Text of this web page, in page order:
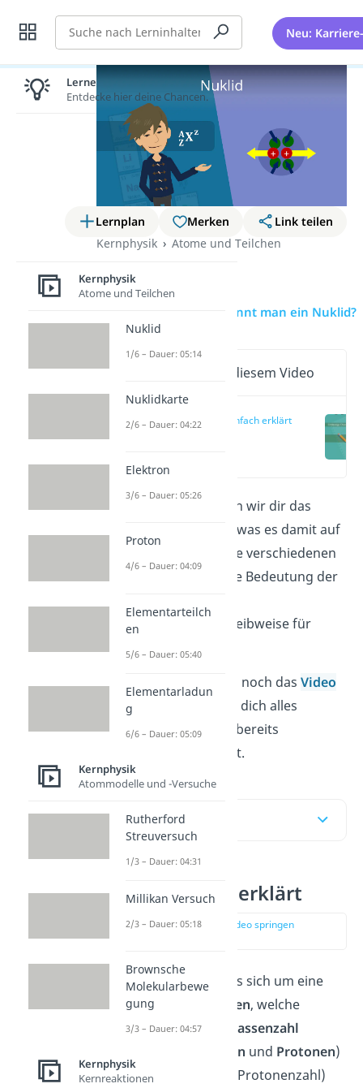
Suche Neu:
Lernplan Merken
Link teilen
Kernphysik
Atome und Teilchen
Nuklid
Wie erkennt man ein Nuklid?
Wichtige Inhalte in diesem Video
Nuklid einfach erklärt
In diesem Artikel stellen wir dir das
vor und zeigen was es damit auf
sich hat. Du lernst seine verschiedenen
Klassen kennen und die Bedeutung der
wissenschafltiche Schreibweise für
derartige
Elemente
Schau dir auf jeden Fall noch dasVideo
hierzu an. Darin ist für dich alles
wichtige zur Thematik bereits
audiovisuell aufbereitet.
Inhaltsübersicht
Nuklid einfach erklärt
zur Stelle im Video springen
Nuklidenhandelt es sich um eine
spezielle Art von
Atomen, welche
eindeutig durch ihre
Massenzahl
Neutronen und Protonen)
undKernladungszahl
(Protonenzahl)
Lernen lohnt sich!
Entdecke hier deine Chancen.
Kernphysik
Atome und Teilchen
Nuklid
1/6 – Dauer: 05:14
Nuklidkarte
2/6 – Dauer: 04:22
Elektron
3/6 – Dauer: 05:26
Proton
4/6 – Dauer: 04:09
Elementarteilch
en
5/6 – Dauer: 05:40
Elementarladun
g
6/6 – Dauer: 05:09
Kernphysik
Atommodelle und -Versuche
Rutherford
Streuversuch
1/3 – Dauer: 04:31
Millikan Versuch
2/3 – Dauer: 05:18
Brownsche
Molekularbewe
gung
3/3 – Dauer: 04:57
Kernphysik
Kernreaktionen